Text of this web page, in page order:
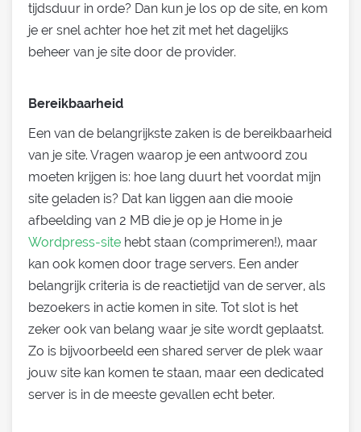
tijdsduur in orde? Dan kun je los op de site, en kom
je er snel achter hoe het zit met het dagelijks
beheer van je site door de provider.
Bereikbaarheid
Een van de belangrijkste zaken is de bereikbaarheid
van je site. Vragen waarop je een antwoord zou
moeten krijgen is: hoe lang duurt het voordat mijn
site geladen is? Dat kan liggen aan die mooie
afbeelding van 2 MB die je op je Home in je
Wordpress-site hebt staan (comprimeren!), maar
kan ook komen door trage servers. Een ander
belangrijk criteria is de reactietijd van de server, als
bezoekers in actie komen in site. Tot slot is het
zeker ook van belang waar je site wordt geplaatst.
Zo is bijvoorbeeld een shared server de plek waar
jouw site kan komen te staan, maar een dedicated
server is in de meeste gevallen echt beter.